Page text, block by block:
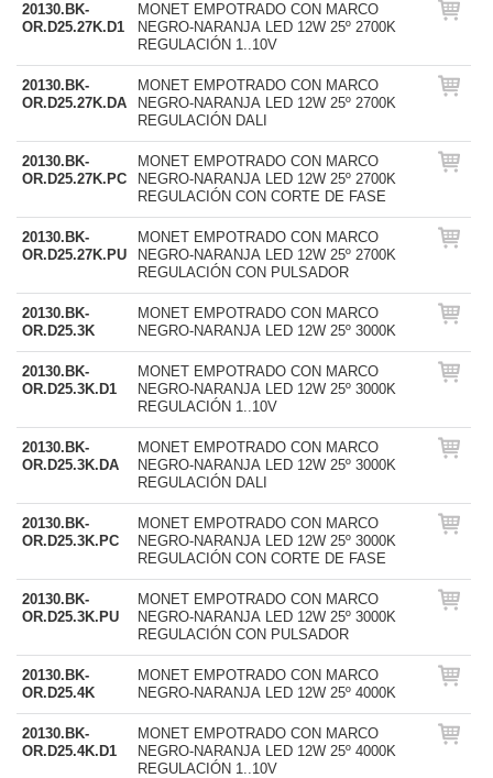
20130.BK-
OR.D25.27K.D1
MONET EMPOTRADO CON MARCO
NEGRO-NARANJA LED 12W 25º 2700K
REGULACIÓN 1..10V
20130.BK-
OR.D25.27K.DA
MONET EMPOTRADO CON MARCO
NEGRO-NARANJA LED 12W 25º 2700K
REGULACIÓN DALI
20130.BK-
OR.D25.27K.PC
MONET EMPOTRADO CON MARCO
NEGRO-NARANJA LED 12W 25º 2700K
REGULACIÓN CON CORTE DE FASE
20130.BK-
OR.D25.27K.PU
MONET EMPOTRADO CON MARCO
NEGRO-NARANJA LED 12W 25º 2700K
REGULACIÓN CON PULSADOR
20130.BK-
OR.D25.3K
MONET EMPOTRADO CON MARCO
NEGRO-NARANJA LED 12W 25º 3000K
20130.BK-
OR.D25.3K.D1
MONET EMPOTRADO CON MARCO
NEGRO-NARANJA LED 12W 25º 3000K
REGULACIÓN 1..10V
20130.BK-
OR.D25.3K.DA
MONET EMPOTRADO CON MARCO
NEGRO-NARANJA LED 12W 25º 3000K
REGULACIÓN DALI
20130.BK-
OR.D25.3K.PC
MONET EMPOTRADO CON MARCO
NEGRO-NARANJA LED 12W 25º 3000K
REGULACIÓN CON CORTE DE FASE
20130.BK-
OR.D25.3K.PU
MONET EMPOTRADO CON MARCO
NEGRO-NARANJA LED 12W 25º 3000K
REGULACIÓN CON PULSADOR
20130.BK-
OR.D25.4K
MONET EMPOTRADO CON MARCO
NEGRO-NARANJA LED 12W 25º 4000K
20130.BK-
OR.D25.4K.D1
MONET EMPOTRADO CON MARCO
NEGRO-NARANJA LED 12W 25º 4000K
REGULACIÓN 1..10V